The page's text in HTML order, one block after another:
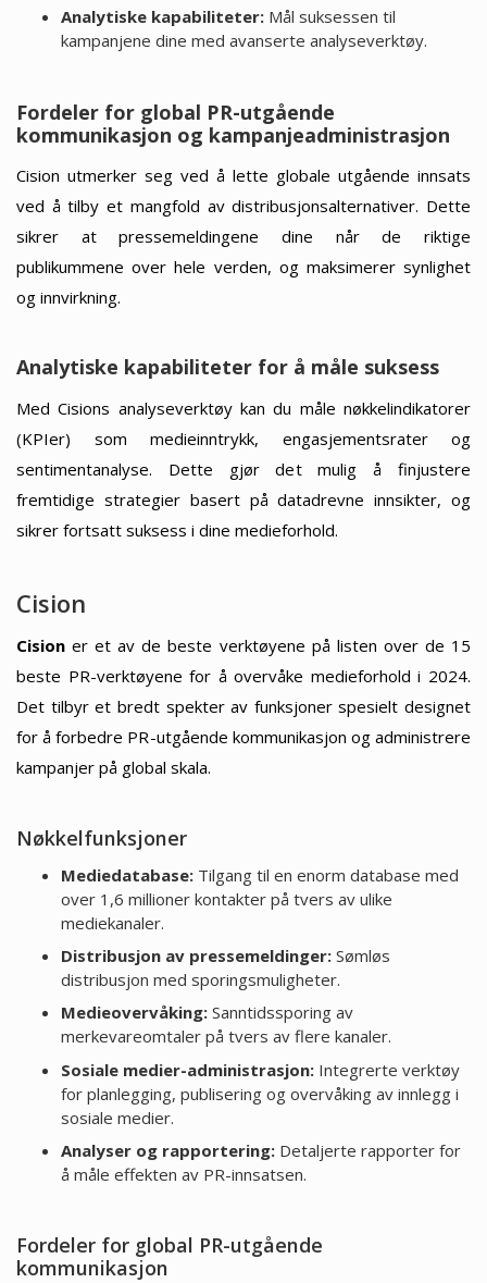
Analytiske kapabiliteter:Mål suksessen til
kampanjene dine med avanserte analyseverktøy.
Fordeler for global PR-utgående
kommunikasjon og kampanjeadministrasjon
Cision utmerker seg ved å lette globale utgående innsats
ved å tilby et mangfold av distribusjonsalternativer. Dette
sikrer at pressemeldingene dine når de riktige
publikummene over hele verden, og maksimerer synlighet
og innvirkning.
Analytiske kapabiliteter for å måle suksess
Med Cisions analyseverktøy kan du måle nøkkelindikatorer
(KPIer) som medieinntrykk, engasjementsrater og
sentimentanalyse. Dette gjør det mulig å finjustere
fremtidige strategier basert på datadrevne innsikter, og
sikrer fortsatt suksess i dine medieforhold.
Cision
Cision er et av de beste verktøyene på listen over de 15
beste PR-verktøyene for å overvåke medieforhold i 2024.
Det tilbyr et bredt spekter av funksjoner spesielt designet
for å forbedre PR-utgående kommunikasjon og administrere
kampanjer på global skala.
Nøkkelfunksjoner
Mediedatabase:Tilgang til en enorm database med
over 1,6 millioner kontakter på tvers av ulike
mediekanaler.
Distribusjon av pressemeldinger:Sømløs
distribusjon med sporingsmuligheter.
Medieovervåking:Sanntidssporing av
merkevareomtaler på tvers av flere kanaler.
Sosiale medier-administrasjon:Integrerte verktøy
for planlegging, publisering og overvåking av innlegg i
sosiale medier.
Analyser og rapportering:Detaljerte rapporter for
å måle effekten av PR-innsatsen.
Fordeler for global PR-utgående
kommunikasjon